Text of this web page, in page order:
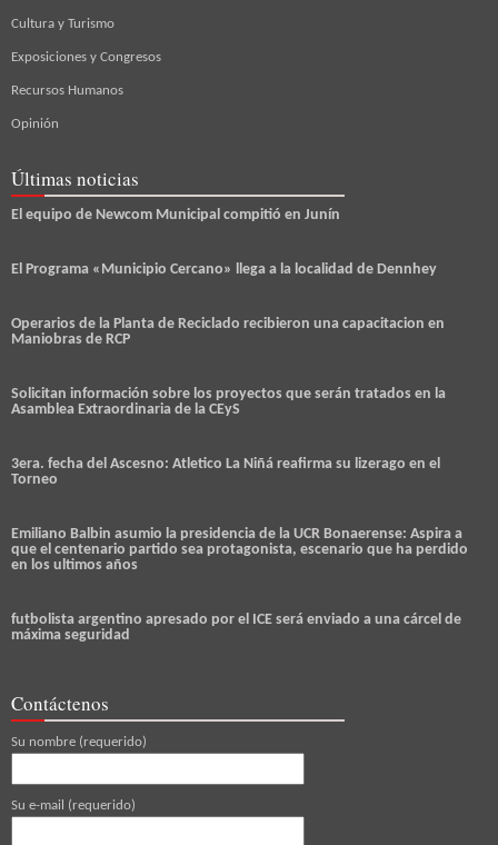
Cultura y Turismo
Exposiciones y Congresos
Recursos Humanos
Opinión
Últimas noticias
El equipo de Newcom Municipal compitió en Junín
El Programa «Municipio Cercano» llega a la localidad de Dennhey
Operarios de la Planta de Reciclado recibieron una capacitacion en
Maniobras de RCP
Solicitan información sobre los proyectos que serán tratados en la
Asamblea Extraordinaria de la CEyS
3era. fecha del Ascesno: Atletico La Niñá reafirma su lizerago en el
Torneo
Emiliano Balbin asumio la presidencia de la UCR Bonaerense: Aspira a
que el centenario partido sea protagonista, escenario que ha perdido
en los ultimos años
futbolista argentino apresado por el ICE será enviado a una cárcel de
máxima seguridad
Contáctenos
Su nombre (requerido)
Su e-mail (requerido)